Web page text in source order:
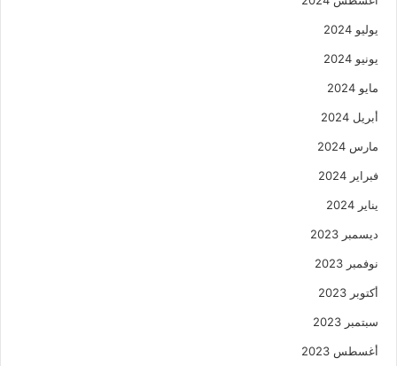
يوليو 2024
يونيو 2024
مايو 2024
أبريل 2024
مارس 2024
فبراير 2024
يناير 2024
ديسمبر 2023
نوفمبر 2023
أكتوبر 2023
سبتمبر 2023
أغسطس 2023